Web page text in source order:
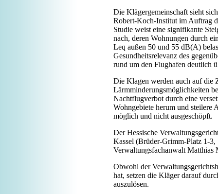
Die Klägergemeinschaft sieht
Robert-Koch-Institut im Auftrag
Studie weist eine signifikante
nach, deren Wohnungen durch
Leq außen 50 und 55 dB(A)
Gesundheitsrelevanz des
rund um den Flughafen deutlich
Die Klagen werden auch auf die
Lärmminderungsmöglichkeiten
Nachtflugverbot durch eine
Wohngebiete herum und
möglich und nicht ausgeschöpft.
Der Hessische
Kassel (Brüder-Grimm-Platz 1-
Verwaltungsfachanwalt Matthias
Obwohl der
hat, setzen die Kläger darauf
auszulösen.